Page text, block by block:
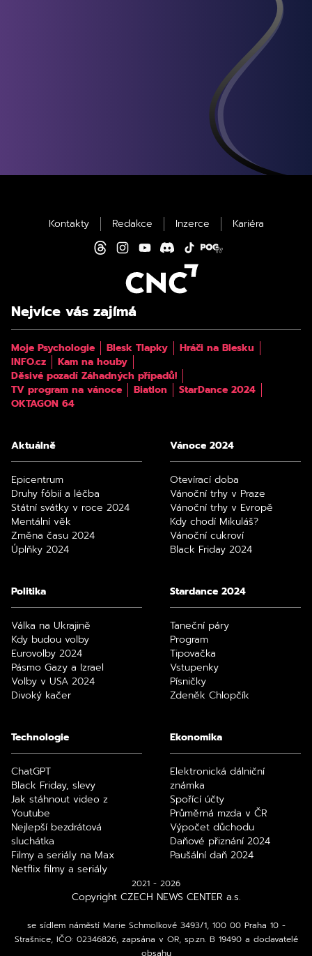
Nejvíce vás zajímá
Moje Psychologie Blesk Tlapky
Hráči na Blesku
INFO.cz
Kam na houby
Děsivé pozadí Záhadných případů!
TV program na vánoce
Biatlon
StarDance 2024
OKTAGON 64
Aktuálně
Epicentrum
Druhy fóbií a léčba
Státní svátky v roce 2024
Mentální věk
Změna času 2024
Úplňky 2024
Vánoce 2024
Otevírací doba
Vánoční trhy v Praze
Vánoční trhy v Evropě
Kdy chodí Mikuláš?
Vánoční cukroví
Black Friday 2024
Politika
Válka na Ukrajině
Kdy budou volby
Eurovolby 2024
Pásmo Gazy a Izrael
Volby v USA 2024
Divoký kačer
Stardance 2024
Taneční páry
Program
Tipovačka
Vstupenky
Písničky
Zdeněk Chlopčík
Technologie
ChatGPT
Black Friday, slevy
Jak stáhnout video z
Youtube
Nejlepší bezdrátová
sluchátka
Filmy a seriály na Max
Netflix filmy a seriály
Ekonomika
Elektronická dálniční
známka
Spořící účty
Průměrná mzda v ČR
Výpočet důchodu
Daňové přiznání 2024
Paušální daň 2024
Kontakty Redakce Inzerce Kariéra
2021 - 2026
Copyright CZECH NEWS CENTER a.s.
se sídlem náměstí Marie Schmolkové 3493/1, 100 00 Praha 10 -
Strašnice, IČO: 02346826, zapsána v OR, sp.zn. B 19490 a dodavatelé
obsahu